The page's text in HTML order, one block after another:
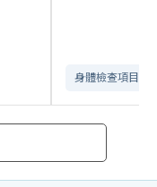
身體檢查項目全